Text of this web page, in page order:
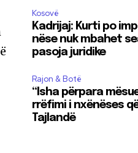
Kosovë
Kadrijaj: Kurti po
nëse nuk mbahet
pasoja juridike
Rajon & Botë
“Isha përpara
rrëfimi i nxënëses
Tajlandë